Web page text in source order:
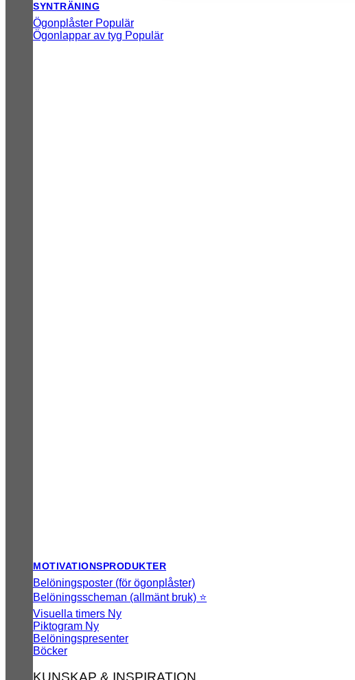
SYNTRÄNING
Ögonplåster
Ögonlappar av tyg
MOTIVATIONSPRODUKTER
Belöningsposter (för ögonplåster)
Belöningsscheman (allmänt bruk) ⭐
Visuella timers
Piktogram
Belöningspresenter
Böcker